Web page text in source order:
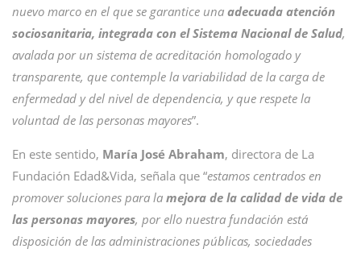
nuevo marco en el que se garantice una adecuada atención
sociosanitaria, integrada con el Sistema Nacional de Salud,
avalada por un sistema de acreditación homologado y
transparente, que contemple la variabilidad de la carga de
enfermedad y del nivel de dependencia, y que respete la
voluntad de las personas mayores”.
En este sentido, María José Abraham, directora de La
Fundación Edad&Vida, señala que “estamos centrados en
promover soluciones para la mejora de la calidad de vida de
las personas mayores, por ello nuestra fundación está
disposición de las administraciones públicas, sociedades